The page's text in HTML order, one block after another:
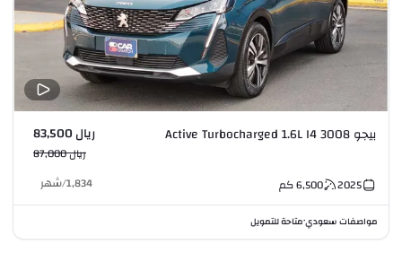
بيجو 3008 Active Turbocharged 1.6L I4 ريال 83,500
ريال 87,000
2025
6,500كم 1,834
/شهر
مواصفات سعودي•متاحة للتمويل